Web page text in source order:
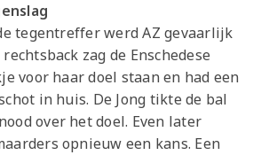
tegentreffer werd AZ gevaarlijk
zag de Enschedese
voor haar doel staan en had een
in huis. De Jong tikte de bal
over het doel. Even later
opnieuw een kans. Een